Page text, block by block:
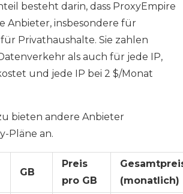
besteht darin, dass ProxyEmpire
Anbieter, insbesondere für
Privathaushalte. Sie zahlen
als auch für jede IP,
und jede IP bei 2 $/Monat
bieten andere Anbieter
Pläne an.
GB
Preis
pro GB
(monatlich)